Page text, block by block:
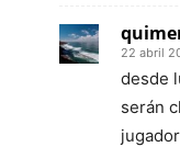
22 abril
desde
serán